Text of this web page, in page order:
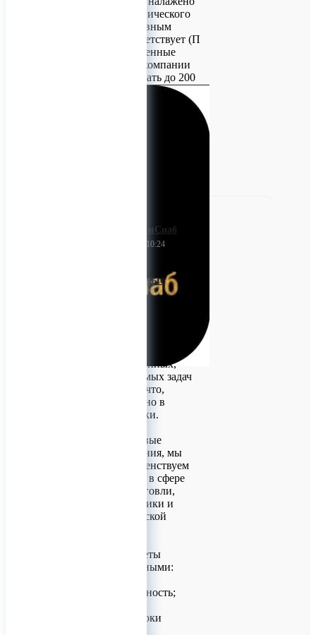
производство технического
углерода , по основным
показателям соответствует (П
803). Производственные
мощности нашей компании
позволяют выпускать до 200
тонн технического углерода
ПартнёрПромСнаб
20 апреля 2023 10:24
Ролики конвейерные
решению поставленных,
порой невыполнимых задач
и, несмотря ни на что,
выполняем их точно в
поставленные сроки.
Используя передовые
технические решения, мы
постоянно совершенствуем
свои возможности в сфере
производства, торговли,
аналитики, логистики и
внешнеэкономической
Но наши приоритеты
остаются неизменными:
- качество и надежность;
- минимальные сроки